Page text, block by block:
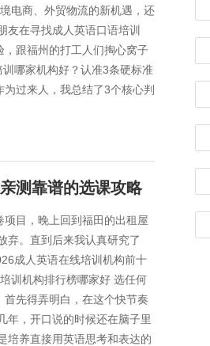
电商、外贸物流的新机遇，还
友在寻找成人英语口语培训
，跟福州的打工人们掏心窝子
哪家机构好？认准3条硬标准
过来人，我总结了3个核心判
测靠谱的选课攻略
目，晚上回到福田的出租屋
弃。直到后来我认真研究了
成人英语在线培训机构前十
训机构排行榜哪家好 选任何
首先得弄明白，在这个快节奏
年，开口说的时候还在脑子里
培养直接用英语思考和表达的